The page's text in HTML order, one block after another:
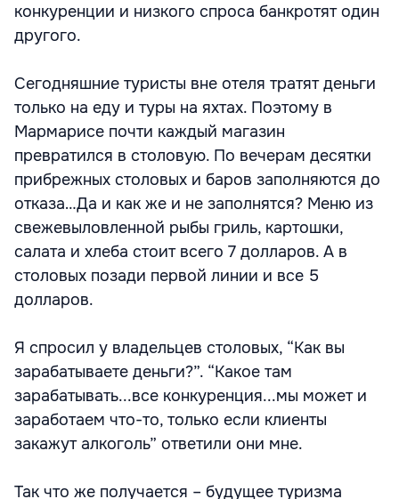
конкуренции и низкого спроса банкротят один
другого.
Сегодняшние туристы вне отеля тратят деньги
только на еду и туры на яхтах. Поэтому в
Мармарисе почти каждый магазин
превратился в столовую. По вечерам десятки
прибрежных столовых и баров заполняются до
отказа…Да и как же и не заполнятся? Меню из
свежевыловленной рыбы гриль, картошки,
салата и хлеба стоит всего 7 долларов. А в
столовых позади первой линии и все 5
долларов.
Я спросил у владельцев столовых, “Как вы
зарабатываете деньги?”. “Какое там
зарабатывать...все конкуренция...мы может и
заработаем что-то, только если клиенты
закажут алкоголь” ответили они мне.
Так что же получается – будущее туризма